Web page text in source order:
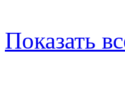
Показать